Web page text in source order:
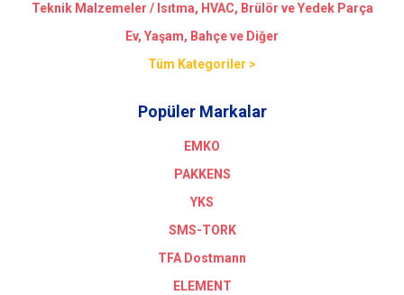
Teknik Malzemeler / Isıtma, HVAC, Brülör ve Yedek Parça
Ev, Yaşam, Bahçe ve Diğer
Tüm Kategoriler >
Popüler Markalar
EMKO
PAKKENS
YKS
SMS-TORK
TFA Dostmann
ELEMENT